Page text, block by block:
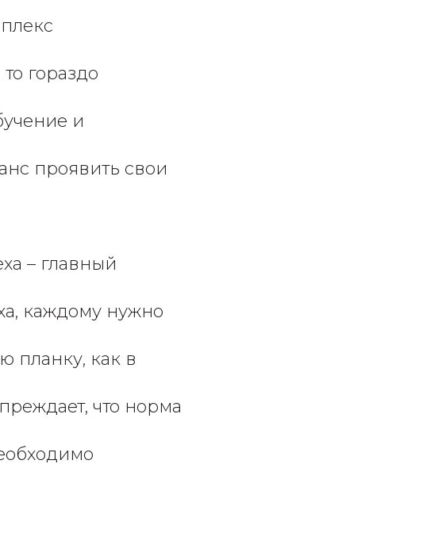
гораздо
и
проявить свои
– главный
каждому нужно
планку, как в
что норма